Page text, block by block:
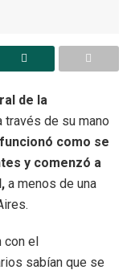
de la
través de su mano
como se
y comenzó a
a menos de una
con el
sabían que se